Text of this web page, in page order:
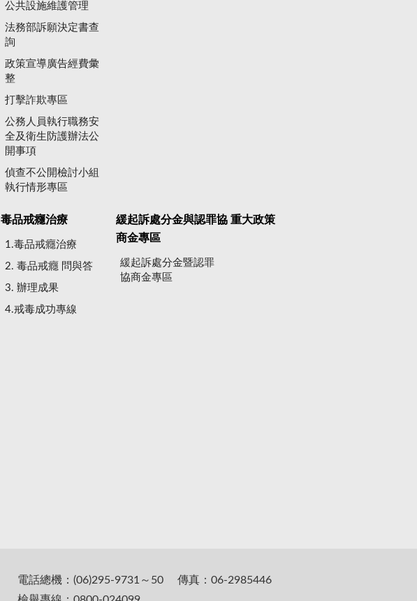
公共設施維護管理
法務部訴願決定書查
詢
政策宣導廣告經費彙
整
打擊詐欺專區
公務人員執行職務安
全及衛生防護辦法公
開事項
偵查不公開檢討小組
執行情形專區
毒品戒癮治療
1.毒品戒癮治療
2. 毒品戒癮 問與答
3. 辦理成果
4.戒毒成功專線
緩起訴處分金與認罪協
商金專區
緩起訴處分金暨認罪
協商金專區
重大政策
電話總機：(06)295-9731～50 傳真：06-2985446